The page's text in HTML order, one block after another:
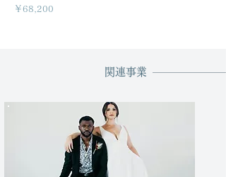
価格
￥68,200
関連事業